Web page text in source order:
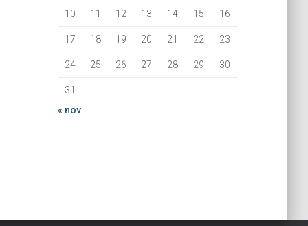
10 11 12 13 14 15 16
17 18 19 20 21 22 23
24 25 26 27 28 29 30
31
« nov